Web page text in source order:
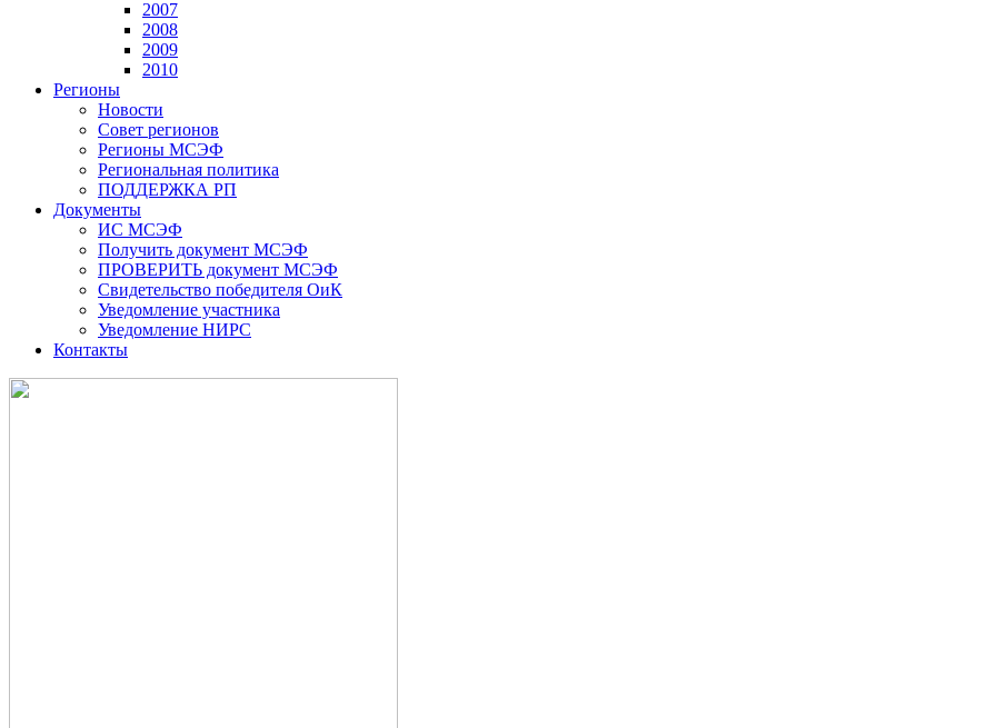
2007
2008
2009
2010
Регионы
Новости
Совет регионов
Регионы МСЭФ
Региональная политика
ПОДДЕРЖКА РП
Документы
ИС МСЭФ
Получить документ МСЭФ
ПРОВЕРИТЬ документ МСЭФ
Свидетельство победителя ОиК
Уведомление участника
Уведомление НИРС
Контакты